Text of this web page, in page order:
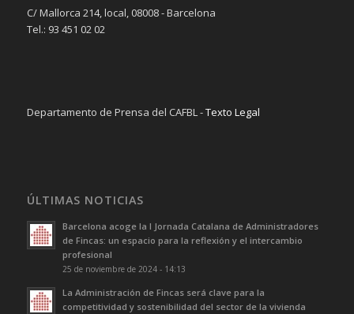
C/ Mallorca 214, local, 08008 - Barcelona
Tel.: 93 451 02 02
Departamento de Prensa del CAFBL -Texto Legal
ÚLTIMAS NOTICIAS
Barcelona acoge la I Jornada Catalana de Administradores
de Fincas: un espacio para la reflexión y el intercambio
profesional
25 de noviembre de 2024 - 14:13
La Administración de Fincas será clave para la
competitividad y sostenibilidad del sector de la vivienda